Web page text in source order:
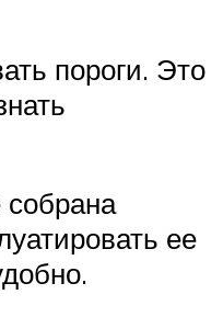
пороги. Это
собрана
ее